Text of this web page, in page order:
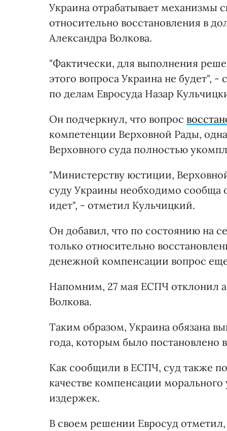
Украина отрабатывает механизмы
относительно восстановления в
Александра Волкова.
"Фактически, для выполнения
этого вопроса Украина не будет",
по делам Евросуда Назар
Он подчеркнул, что вопрос
компетенции Верховной Рады,
Верховного суда полностью
"Министерству юстиции,
суду Украины необходимо сообща
идет", - отметил Кульчицкий.
Он добавил, что по состоянию на
только относительно
денежной компенсации вопрос
Напомним, 27 мая ЕСПЧ отклонил
Волкова.
Таким образом, Украина обязана
года, которым было постановлено
Как сообщили в ЕСПЧ, суд также
качестве компенсации морального
издержек.
В своем решении Евросуд